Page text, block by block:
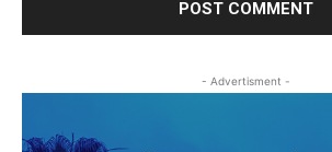
- Advertisment -